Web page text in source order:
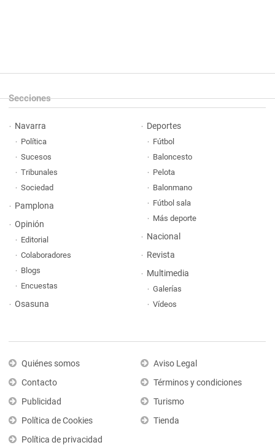
Secciones
Navarra
Política
Sucesos
Tribunales
Sociedad
Pamplona
Opinión
Editorial
Colaboradores
Blogs
Encuestas
Osasuna
Deportes
Fútbol
Baloncesto
Pelota
Balonmano
Fútbol sala
Más deporte
Nacional
Revista
Multimedia
Galerías
Vídeos
Quiénes somos
Contacto
Publicidad
Política de Cookies
Política de privacidad
Aviso Legal
Términos y condiciones
Turismo
Tienda